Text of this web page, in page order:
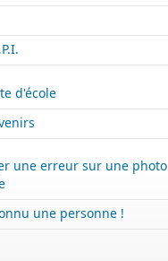
d'école
une erreur sur une photo
une personne !